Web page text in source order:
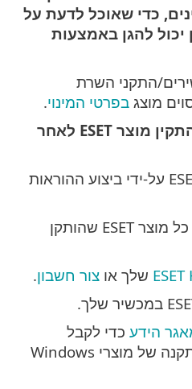
כדי שאוכל לדעת על
יכול להגן באמצעות
התקני השרת
מוצג בפרטי המינוי.
כיצד אוכל להוריד או להתקין מוצר ESET לאחר
באפשרותך להתקין את ESET על-ידי ביצוע ההוראות
הסר את ההתקנה של כל מוצר ESET שהותקן
שלך או צור חשבון.
הידע כדי לקבל
הוראות חזותיות לגבי ההתקנה של מוצרי Windows